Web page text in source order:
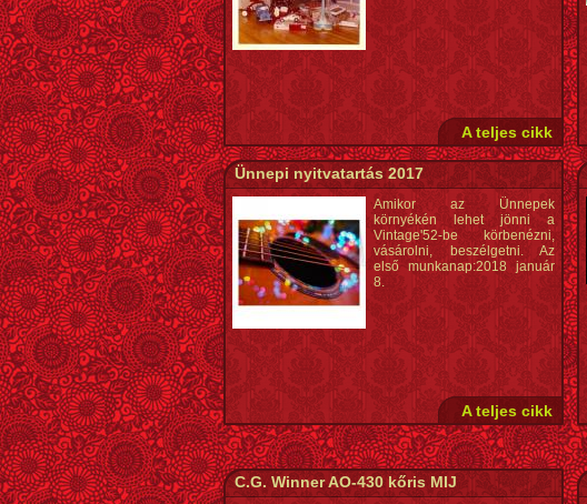
A teljes cikk
Ünnepi nyitvatartás 2017
Amikor az Ünnepek
környékén lehet jönni a
Vintage'52-be körbenézni,
vásárolni, beszélgetni. Az
első munkanap:2018 január
8.
A teljes cikk
C.G. Winner AO-430 kőris MIJ